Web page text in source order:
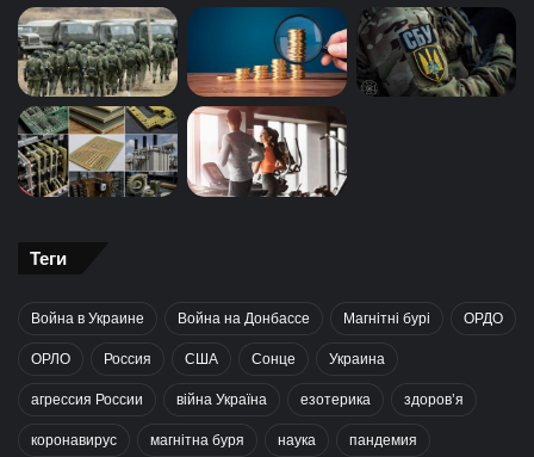
Теги
Война в Украине Война на Донбассе Магнітні бурі ОРДО
ОРЛО Россия США Сонце Украина
агрессия России війна Україна езотерика здоров’я
коронавирус магнітна буря наука пандемия